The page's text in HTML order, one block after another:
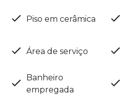
Piso em cerâmica
Área de serviço
Banheiro
empregada